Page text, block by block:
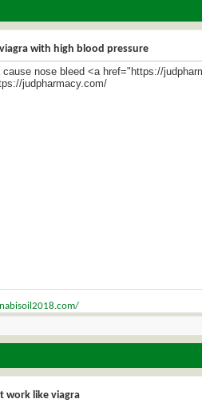
with high blood pressure
cause nose bleed <a href="https://
judpharmacy.com/
work like viagra